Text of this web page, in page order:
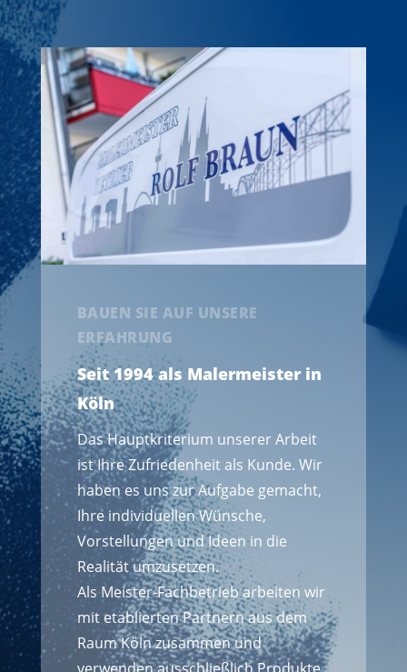
BAUEN SIE AUF UNSERE
ERFAHRUNG
Seit 1994 als Malermeister in
Köln
Das Hauptkriterium unserer Arbeit
ist Ihre Zufriedenheit als Kunde. Wir
haben es uns zur Aufgabe gemacht,
Ihre individuellen Wünsche,
Vorstellungen und Ideen in die
Realität umzusetzen.
Als Meister-Fachbetrieb arbeiten wir
mit etablierten Partnern aus dem
Raum Köln zusammen und